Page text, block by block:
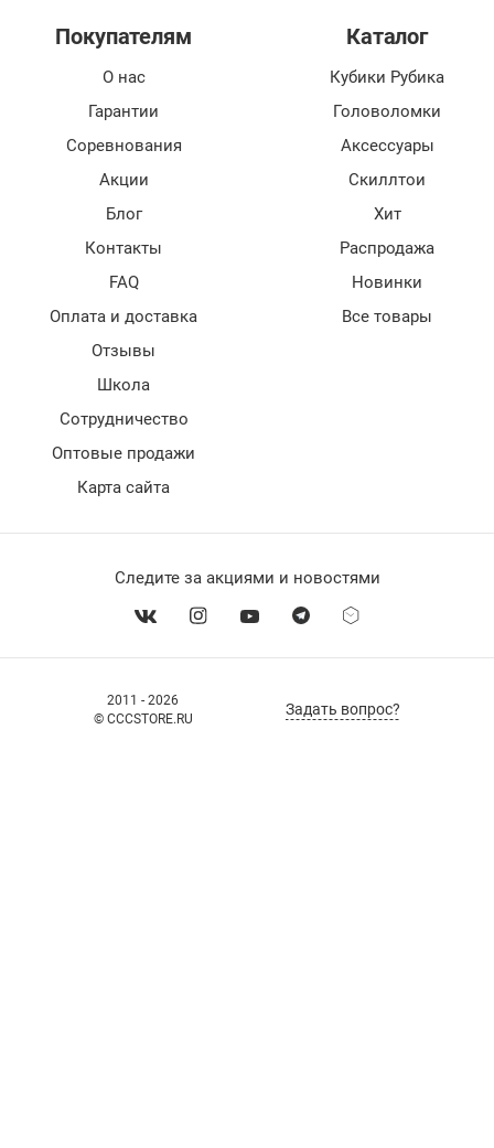
2011 - 2026
© CCCSTORE.RU
Задать вопрос?
Покупателям
О нас
Гарантии
Соревнования
Акции
Блог
Контакты
FAQ
Оплата и доставка
Отзывы
Школа
Сотрудничество
Оптовые продажи
Карта сайта
Каталог
Кубики Рубика
Головоломки
Аксессуары
Скиллтои
Хит
Распродажа
Новинки
Все товары
Следите за акциями и новостями